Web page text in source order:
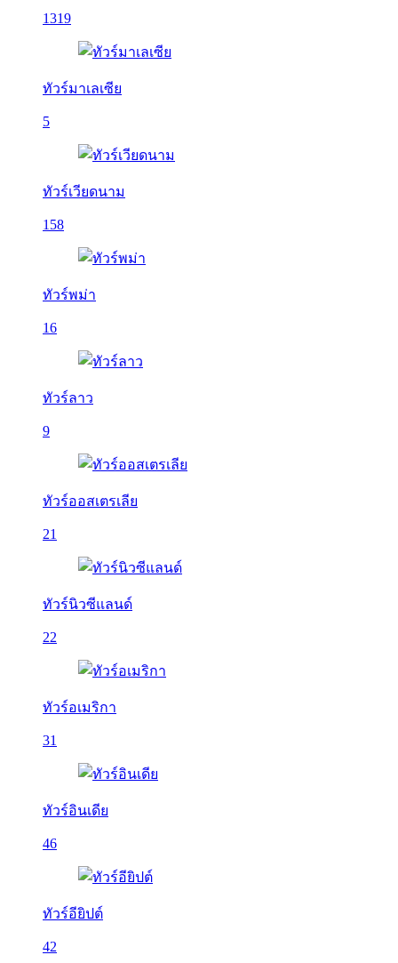
1319
ทัวร์มาเลเซีย
5
ทัวร์เวียดนาม
158
ทัวร์พม่า
16
ทัวร์ลาว
9
ทัวร์ออสเตรเลีย
21
ทัวร์นิวซีแลนด์
22
ทัวร์อเมริกา
31
ทัวร์อินเดีย
46
ทัวร์อียิปต์
42